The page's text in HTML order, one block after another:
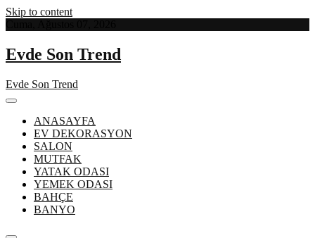
Skip to content
Evde Son Trend
Evde Son Trend
ANASAYFA
EV DEKORASYON
SALON
MUTFAK
YATAK ODASI
YEMEK ODASI
BAHÇE
BANYO